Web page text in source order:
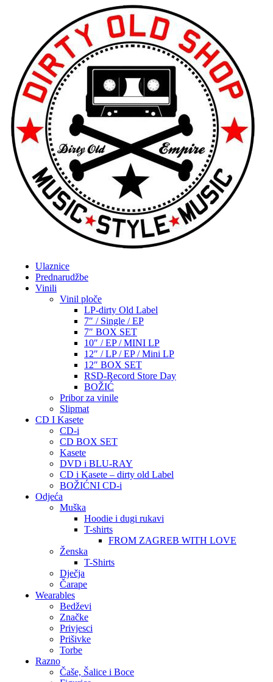
Ulaznice
Prednarudžbe
Vinili
Vinil ploče
LP-dirty Old Label
7″ / Single / EP
7″ BOX SET
10″ / EP / MINI LP
12″ / LP / EP / Mini LP
12″ BOX SET
RSD-Record Store Day
BOŽIĆ
Pribor za vinile
Slipmat
CD I Kasete
CD-i
CD BOX SET
Kasete
DVD i BLU-RAY
CD i Kasete – dirty old Label
BOŽIĆNI CD-i
Odjeća
Muška
Hoodie i dugi rukavi
T-shirts
FROM ZAGREB WITH LOVE
Ženska
T-Shirts
Dječja
Čarape
Wearables
Bedževi
Značke
Privjesci
Prišivke
Torbe
Razno
Čaše, Šalice i Boce